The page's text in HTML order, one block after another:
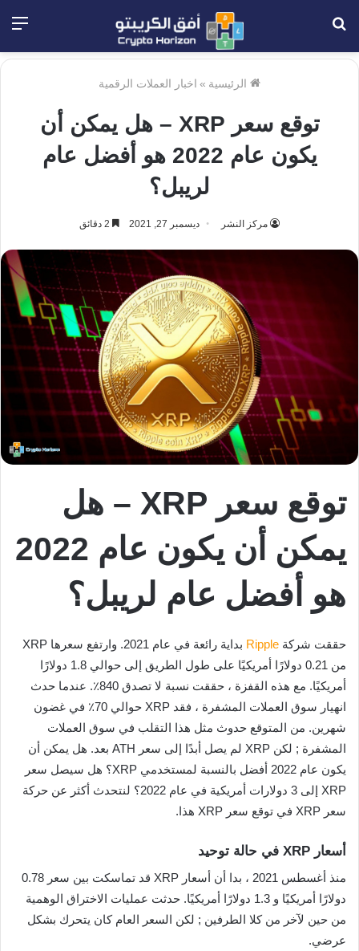
الرئيسية » اخبار العملات الرقمية
توقع سعر XRP – هل يمكن أن
يكون عام 2022 هو أفضل عام
لريبل؟
مركز النشر ديسمبر 27, 2021
توقع سعر XRP – هل
يمكن أن يكون عام 2022
هو أفضل عام لريبل؟
حققت شركة Ripple
بداية رائعة في عام 2021. وارتفع سعرها XRP
من 0.21 دولارًا أمريكيًا على طول الطريق إلى حوالي 1.8 دولارًا
أمريكيًا. مع هذه القفزة ، حققت نسبة لا تصدق 840٪. عندما حدث
انهيار سوق العملات المشفرة ، فقد XRP حوالي 70٪ في غضون
شهرين. من المتوقع حدوث مثل هذا التقلب في سوق العملات
المشفرة ; لكن XRP لم يصل أبدًا إلى سعر ATH بعد. هل يمكن أن
يكون عام 2022 أفضل بالنسبة لمستخدمي XRP؟ هل سيصل سعر
XRP إلى 3 دولارات أمريكية في عام 2022؟ لنتحدث أكثر عن حركة
سعر XRP في توقع سعر XRP هذا.
أسعار XRP في حالة توحيد
منذ أغسطس 2021 ، بدا أن أسعار XRP قد تماسكت بين سعر 0.78
دولارًا أمريكيًا و 1.3 دولارًا أمريكيًا. حدثت عمليات الاختراق الوهمية
من حين لآخر من كلا الطرفين ; لكن السعر العام كان يتحرك بشكل
عرضي.